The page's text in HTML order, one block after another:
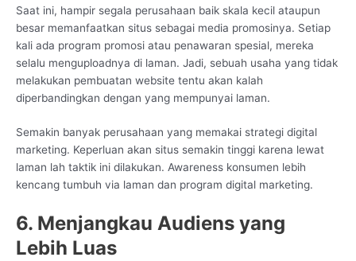
Saat ini, hampir segala perusahaan baik skala kecil ataupun
besar memanfaatkan situs sebagai media promosinya. Setiap
kali ada program promosi atau penawaran spesial, mereka
selalu menguploadnya di laman. Jadi, sebuah usaha yang tidak
melakukan pembuatan website tentu akan kalah
diperbandingkan dengan yang mempunyai laman.
Semakin banyak perusahaan yang memakai strategi digital
marketing. Keperluan akan situs semakin tinggi karena lewat
laman lah taktik ini dilakukan. Awareness konsumen lebih
kencang tumbuh via laman dan program digital marketing.
6. Menjangkau Audiens yang
Lebih Luas